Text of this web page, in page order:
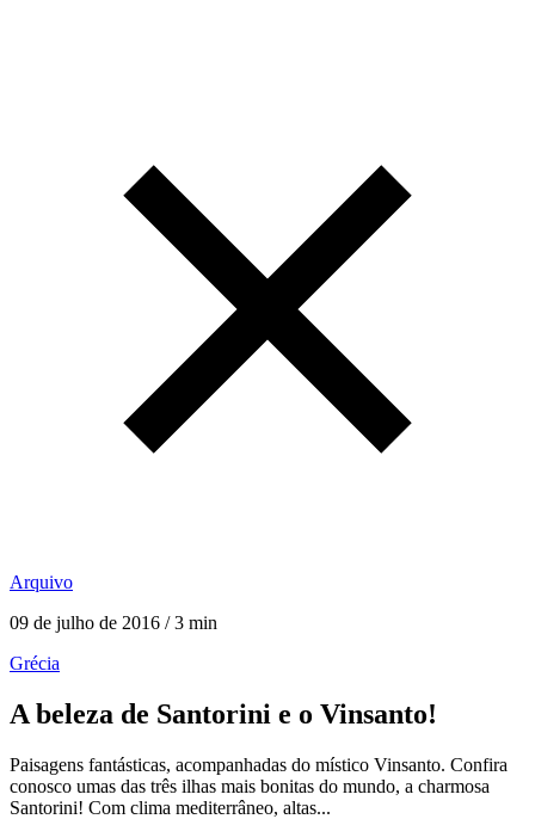
Arquivo
09 de julho de 2016 / 3 min
Grécia
A beleza de Santorini e o Vinsanto!
Paisagens fantásticas, acompanhadas do místico Vinsanto. Confira
conosco umas das três ilhas mais bonitas do mundo, a charmosa
Santorini! Com clima mediterrâneo, altas...